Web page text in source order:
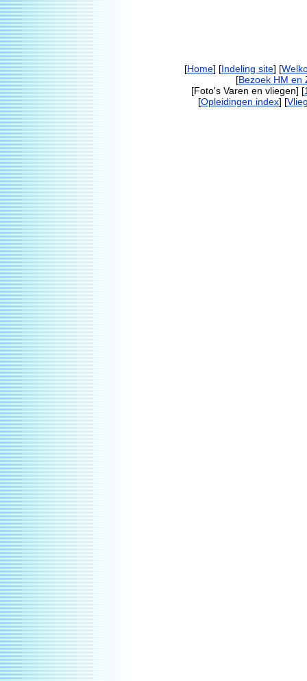
[Home] [Indeling site] [
[Bezoek HM en
[Foto's Varen en vliegen] [
[Opleidingen index] [